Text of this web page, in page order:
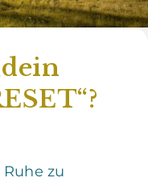
zu